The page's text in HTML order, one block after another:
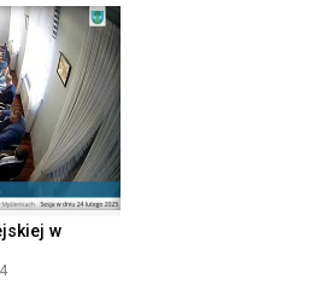
w